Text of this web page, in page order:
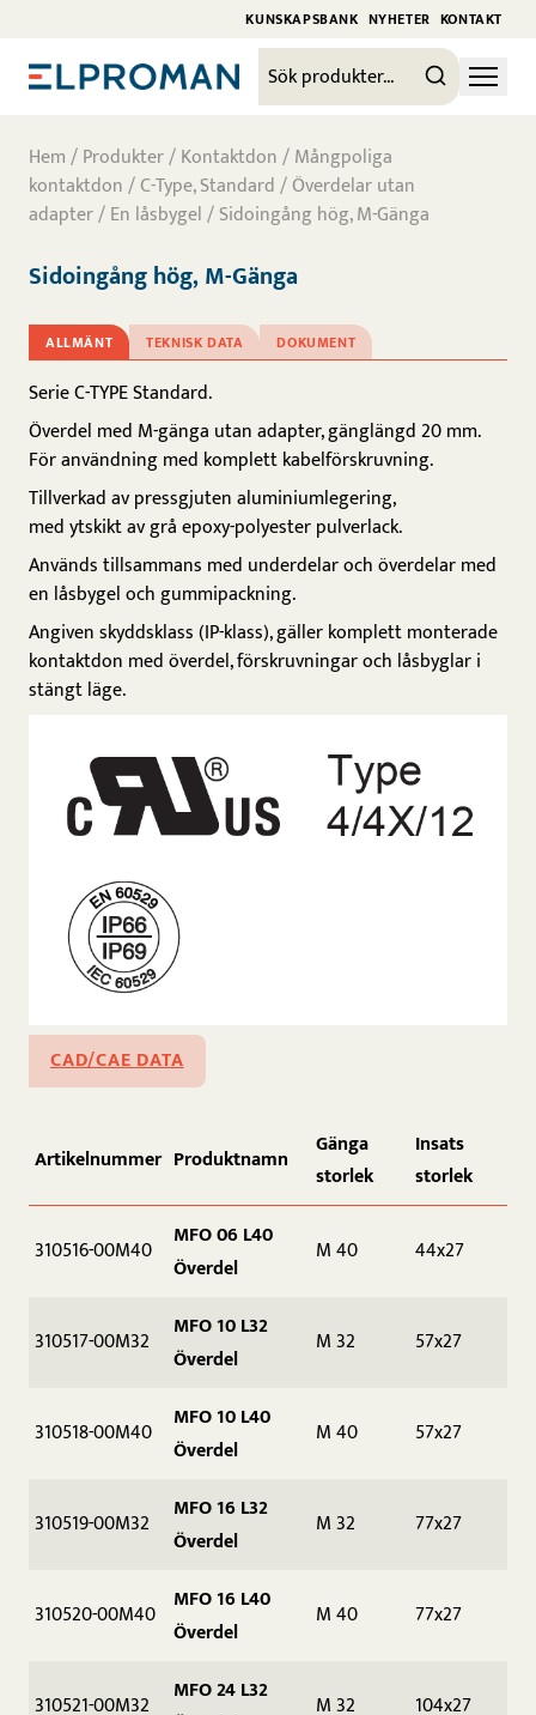
KUNSKAPSBANK NYHETER KONTAKT
Hem/Produkter/Kontaktdon/Mångpoliga
kontaktdon/C-Type, Standard/Överdelar utan
adapter/En låsbygel/ Sidoingång hög, M-Gänga
Sidoingång hög, M-Gänga
ALLMÄNT TEKNISK DATA DOKUMENT
Serie C-TYPE Standard.
Överdel med M-gänga utan adapter, gänglängd 20 mm.
För användning med komplett kabelförskruvning.
Tillverkad av pressgjuten aluminiumlegering,
med ytskikt av grå epoxy-polyester pulverlack.
Används tillsammans med underdelar och överdelar med
en låsbygel och gummipackning.
Angiven skyddsklass (IP-klass), gäller komplett monterade
kontaktdon med överdel, förskruvningar och låsbyglar i
stängt läge.
CAD/CAE DATA
Artikelnummer Produktnamn
Gänga
storlek
Insats
storlek
310516-00M40
MFO 06 L40
Överdel
M 40 44x27
310517-00M32
MFO 10 L32
Överdel
M 32 57x27
310518-00M40
MFO 10 L40
Överdel
M 40 57x27
310519-00M32
MFO 16 L32
Överdel
M 32 77x27
310520-00M40 MFO 16 L40
Överdel
M 40 77x27
310521-00M32
MFO 24 L32
M 32 104x27